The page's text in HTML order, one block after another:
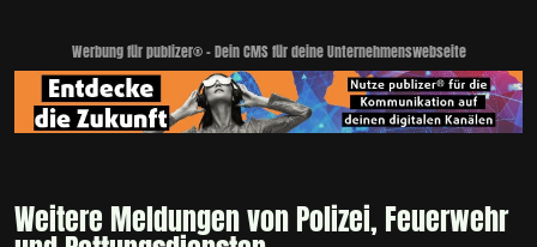
Werbung für publizer® - Dein CMS für deine Unternehmenswebseite
Weitere Meldungen von Polizei, Feuerwehr